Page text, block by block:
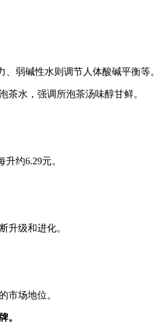
弱碱性水则调节人体酸碱平衡等。
水，强调所泡茶汤味醇甘鲜。
约6.29元。
升级和进化。
市场地位。
。